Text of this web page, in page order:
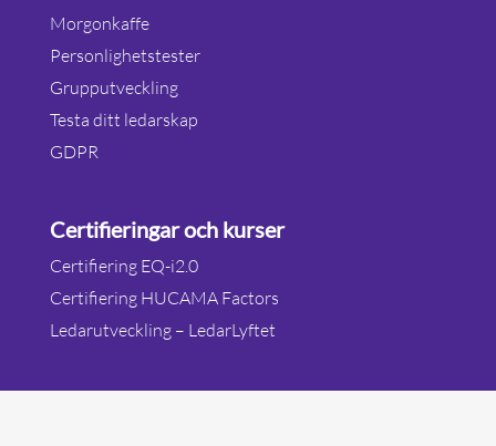
Morgonkaffe
Personlighetstester
Grupputveckling
Testa ditt ledarskap
GDPR
Certifieringar och kurser
Certifiering EQ-i2.0
Certifiering HUCAMA Factors
Ledarutveckling – LedarLyftet